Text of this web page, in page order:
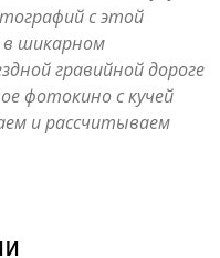
с этой
в шикарном
гравийной дороге
фотокино с кучей
и рассчитываем